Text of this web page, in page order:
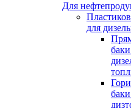
Для
для